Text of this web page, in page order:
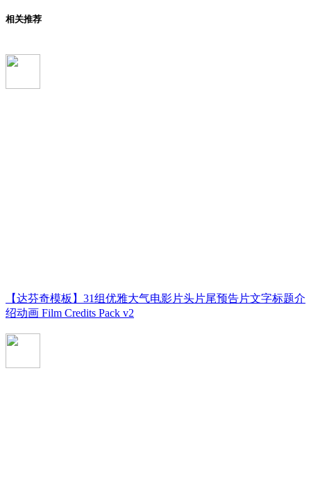
相关推荐
【达芬奇模板】31组优雅大气电影片头片尾预告片文字标题介
绍动画 Film Credits Pack v2